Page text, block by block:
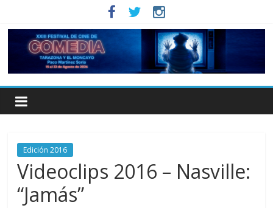
Edición 2016
Videoclips 2016 – Nasville:
“Jamás”